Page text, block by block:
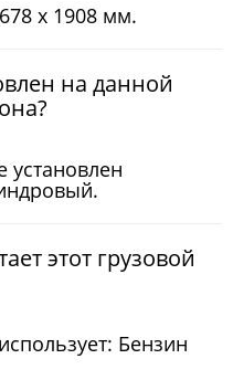
x 1908 мм.
на данной
установлен
этот грузовой
Бензин